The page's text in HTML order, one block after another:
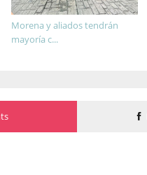
Morena y aliados tendrán
mayoría c...